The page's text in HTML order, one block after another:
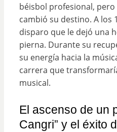
béisbol profesional,
cambió su destino. A los
disparo que le dejó una
pierna. Durante su
su energía hacia la
carrera que
musical.
El ascenso de un
Cangri” y el éxito